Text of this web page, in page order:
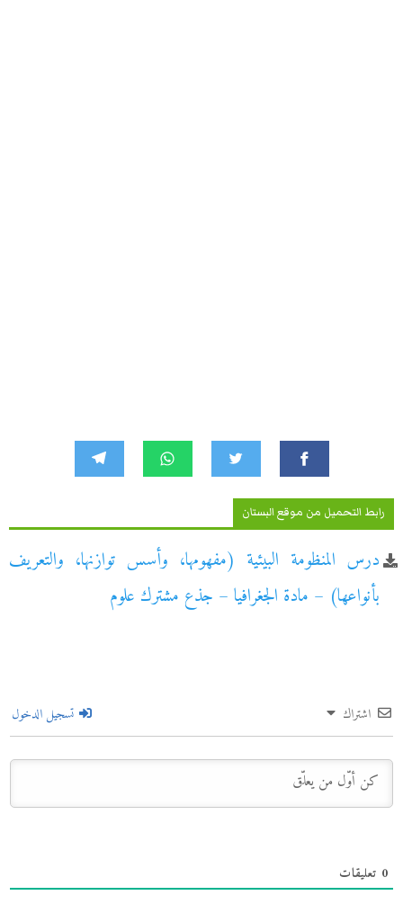
رابط التحميل من موقع البستان
درس المنظومة البيئية (مفهومها، وأسس توازنها، والتعريف
بأنواعها) – مادة الجغرافيا – جذع مشترك علوم
اشتراك تسجيل الدخول
0 تعليقات